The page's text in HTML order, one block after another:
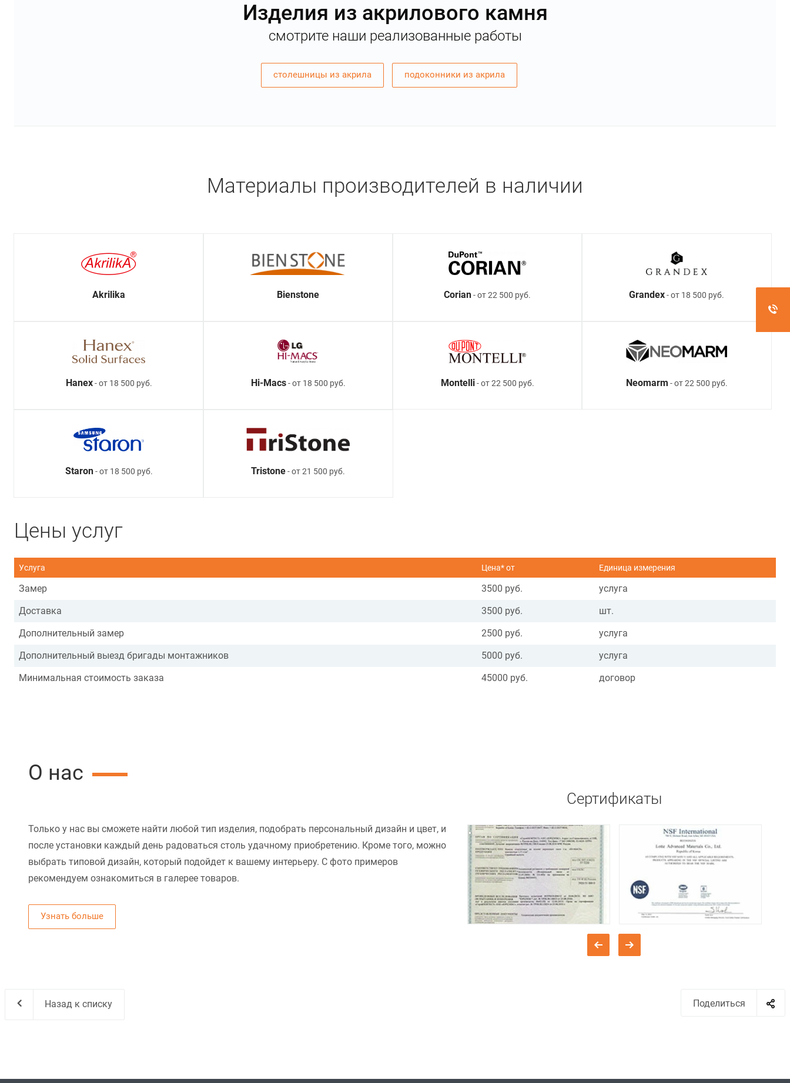
Изделия из акрилового камня
смотрите наши реализованные работы
столешницы из акрила подоконники из акрила
Материалы производителей в наличии
Akrilika Bienstone Corian- от 22 500 руб. Grandex- от 18 500 руб.
Hanex- от 18 500 руб. Hi-Macs- от 18 500 руб. Montelli- от 22 500 руб. Neomarm - от 22 500 руб.
Staron- от 18 500 руб. Tristone- от 21 500 руб.
Цены услуг
Услуга Цена* от Единица измерения
Замер 3500 руб.
услуга
Доставка
3500 руб.
шт.
Дополнительный замер
2500 руб.
услуга
Дополнительный выезд бригады монтажников
5000 руб.
услуга
Минимальная стоимость заказа
45000 руб. договор
О нас
Только у нас вы сможете найти любой тип изделия, подобрать персональный дизайн и цвет, и
после установки каждый день радоваться столь удачному приобретению. Кроме того, можно
выбрать типовой дизайн, который подойдет к вашему интерьеру. С фото примеров
рекомендуем ознакомиться в галерее товаров.
Узнать больше
Сертификаты
Поделиться
Назад к списку